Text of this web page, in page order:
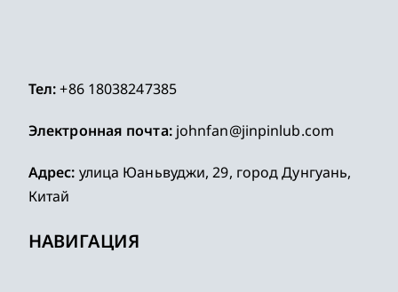
Тел:+86 18038247385
Электронная почта: johnfan@jinpinlub.com
Адрес: улица Юаньвуджи, 29, город Дунгуань,
Китай
НАВИГАЦИЯ